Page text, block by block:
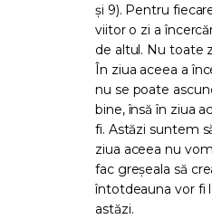
și 9). Pentru
viitor o zi a
de altul. Nu toate
În ziua aceea a
nu se poate
bine, însă în ziua
fi. Astăzi suntem
ziua aceea nu
fac greșeala să
întotdeauna vor fi
astăzi.